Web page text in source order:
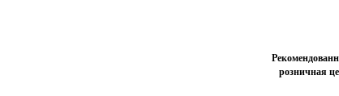
розничная